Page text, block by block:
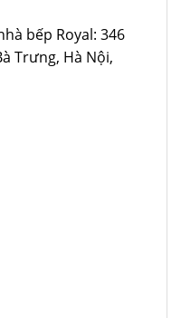
bếp Royal: 346
Trưng, Hà Nội,